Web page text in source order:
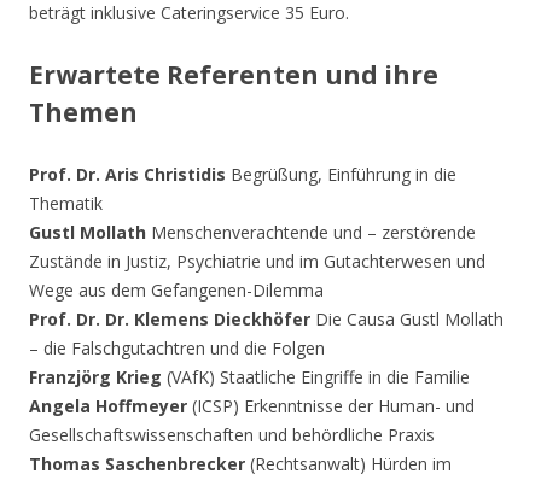
beträgt inklusive Cateringservice 35 Euro.
Erwartete Referenten und ihre
Themen
Prof. Dr. Aris Christidis Begrüßung, Einführung in die
Thematik
Gustl Mollath Menschenverachtende und – zerstörende
Zustände in Justiz, Psychiatrie und im Gutachterwesen und
Wege aus dem Gefangenen-Dilemma
Prof. Dr. Dr. Klemens Dieckhöfer Die Causa Gustl Mollath
– die Falschgutachtren und die Folgen
Franzjörg Krieg (VAfK) Staatliche Eingriffe in die Familie
Angela Hoffmeyer (ICSP) Erkenntnisse der Human- und
Gesellschaftswissenschaften und behördliche Praxis
Thomas Saschenbrecker (Rechtsanwalt) Hürden im